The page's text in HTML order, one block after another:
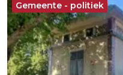
Gemeente - politiek